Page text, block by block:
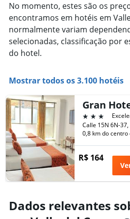
o
preço
médio
de
um
quarto
No momento, estes são os
encontramos em hotéis em
normalmente variam
selecionadas, classificação por
do hotel.
Mostrar todos os 3.100 hotéis
3 estrelas
0,8 km do centro
R$ 164
Dados relevantes